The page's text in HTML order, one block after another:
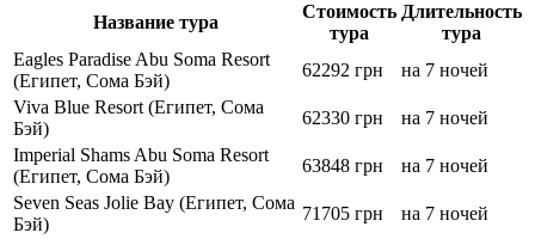
Название тура
Стоимость
тура
Длительность
тура
Eagles Paradise Abu Soma Resort
(Египет, Сома Бэй)
62292 грн
на 7 ночей
Viva Blue Resort (Египет, Сома
Бэй)
62330 грн
на 7 ночей
Imperial Shams Abu Soma Resort
(Египет, Сома Бэй)
63848 грн
на 7 ночей
Seven Seas Jolie Bay (Египет, Сома
Бэй)
71705 грн
на 7 ночей